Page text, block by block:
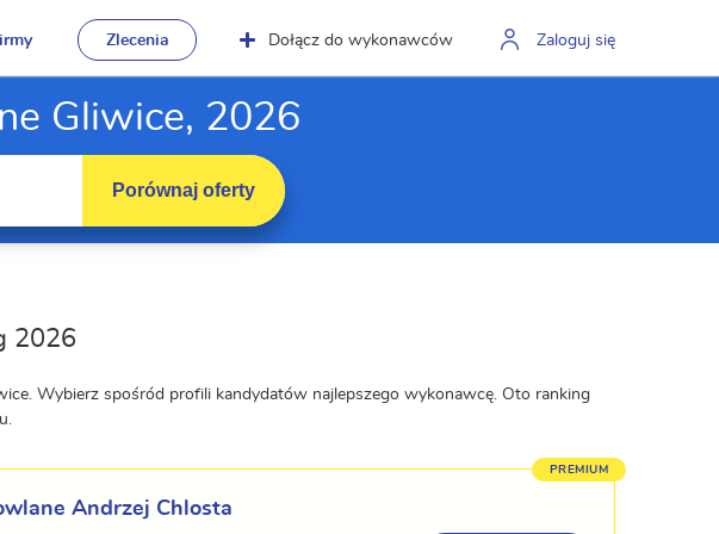
Zlecenia Dołącz do wykonawców Zaloguj się
Gliwice, 2026
Porównaj oferty
2026
Wybierz spośród profili kandydatów najlepszego wykonawcę. Oto ranking
Andrzej Chlosta